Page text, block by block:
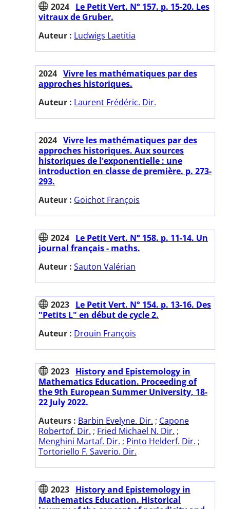
2024 Le Petit Vert. N° 157. p. 15-20. Les
vitraux de Gruber.
Auteur : Ludwigs Laetitia
2024 Vivre les mathématiques par des
approches historiques.
Auteur : Laurent Frédéric. Dir.
2024 Vivre les mathématiques par des
approches historiques. Aux sources
historiques de l'exponentielle : une
introduction en classe de première. p. 273-
293.
Auteur : Goichot François
2024 Le Petit Vert. N° 158. p. 11-14. Un
journal français - maths.
Auteur : Sauton Valérian
2023 Le Petit Vert. N° 154. p. 13-16. Des
"Petits L" en début de cycle 2.
Auteur : Drouin François
2023 History and Epistemology in
Mathematics Education. Proceeding of
the 9th European Summer University, 18-
22 July 2022.
Auteurs : Barbin Evelyne. Dir. ; Capone
Robertof. Dir. ; Fried Michael N. Dir. ;
Menghini Martaf. Dir. ; Pinto Helderf. Dir. ;
Tortoriello F. Saverio. Dir.
2023 History and Epistemology in
Mathematics Education. Historical